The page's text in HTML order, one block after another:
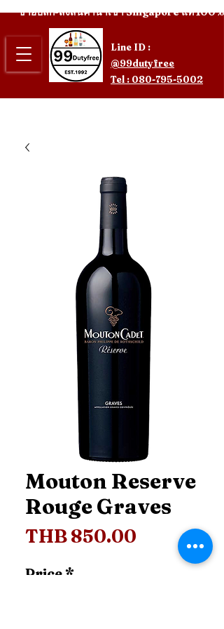
Line ID :
@99dutyfree
Tel : 080-795-5002
ขายปลีก-ส่งสินค้านำเข้า Singapore แท้ 100%
Mouton Reserve
Rouge Graves
THB 850.00 Price
Price *